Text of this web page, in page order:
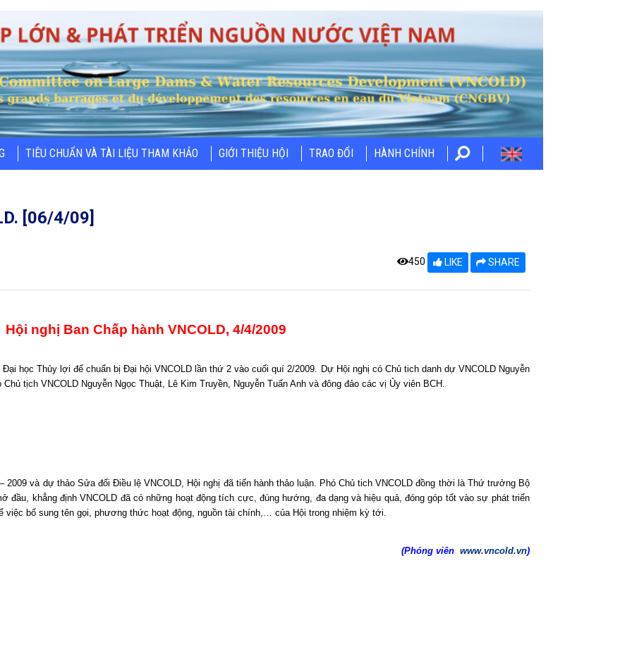
TIÊU CHUẨN VÀ TÀI LIỆU THAM KHẢO GIỚI THIỆU HỘI TRAO ĐỔI HÀNH CHÍNH
[06/4/09]
450 LIKE SHARE
Hội nghị Ban Chấp hành VNCOLD, 4/4/2009
Đại học Thủy lợi để chuẩn bị Đại hội VNCOLD lần thứ 2 vào cuối quí 2/2009. Dự Hội nghị có Chủ tich danh dự VNCOLD Nguyễn
tịch VNCOLD Nguyễn Ngọc Thuật, Lê Kim Truyền, Nguyễn Tuấn Anh và đông đảo các vị Ủy viên BCH.
2009 và dự thảo Sửa đổi Điều lệ VNCOLD, Hội nghị đã tiến hành thảo luận. Phó Chủ tich VNCOLD đồng thời là Thứ trưởng Bộ
đầu, khẳng định VNCOLD đã có những hoạt động tích cực, đúng hướng, đa dạng và hiệu quả, đóng góp tốt vào sự phát triển
việc bố sung tên gọi, phương thức hoạt động, nguồn tài chính,… của Hội trong nhiệm kỳ tới.
(Phóng viên www.vncold.vn)